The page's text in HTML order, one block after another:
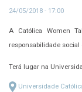
24/05/2018 - 17:00
A Católica Women
responsabilidade social
Terá lugar na
Universidade